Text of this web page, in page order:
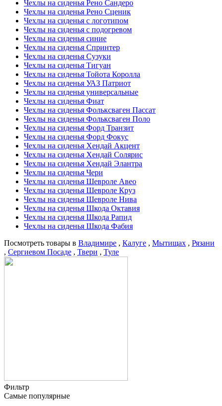
Чехлы на сиденья Рено Сандеро
Чехлы на сиденья Рено Сценик
Чехлы на сиденья с логотипом
Чехлы на сиденья с подогревом
Чехлы на сиденья синие
Чехлы на сиденья Спринтер
Чехлы на сиденья Сузуки
Чехлы на сиденья Тигуан
Чехлы на сиденья Тойота Королла
Чехлы на сиденья УАЗ Патриот
Чехлы на сиденья универсальные
Чехлы на сиденья Фиат
Чехлы на сиденья Фольксваген Пассат
Чехлы на сиденья Фольксваген Поло
Чехлы на сиденья Форд Транзит
Чехлы на сиденья Форд Фокус
Чехлы на сиденья Хендай Акцент
Чехлы на сиденья Хендай Солярис
Чехлы на сиденья Хендай Элантра
Чехлы на сиденья Чери
Чехлы на сиденья Шевроле Авео
Чехлы на сиденья Шевроле Круз
Чехлы на сиденья Шевроле Нива
Чехлы на сиденья Шкода Октавия
Чехлы на сиденья Шкода Рапид
Чехлы на сиденья Шкода Фабия
Посмотреть товары в Владимире , Калуге , Мытищах , Рязани
, Сергиевом Посаде , Твери , Туле
Фильтр
Самые популярные